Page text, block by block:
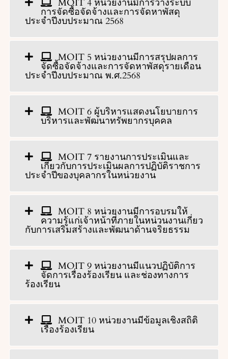
MOIT 4 หน่วยงานมีการวางระบบ
การจัดซื้อจัดจ้างและการจัดหาพัสดุ
ประจำปีงบประมาณ 2568
MOIT 5 หน่วยงานมีการสรุปผลการ
จัดซื้อจัดจ้างและการจัดหาพัสดุรายเดือน
ประจำปีงบประมาณ พ.ศ.2568
MOIT 6 ผู้บริหารแสดงนโยบายการ
บริหารและพัฒนาทรัพยากรบุคคล
MOIT 7 รายงานการประเมินและ
เกี่ยวกับการประเมินผลการปฏิบัติราชการ
ประจำปีของบุคลากรในหน่วยงาน
MOIT 8 หน่วยงานมีการอบรมให้
ความรู้แก่เจ้าหน้าที่ภายในหน่วนงานเกี่ยว
กับการเสริมสร้างและพัฒนาด้านจริยธรรม
MOIT 9 หน่วยงานมีแนวปฏิบัติการ
จัดการเรื่องร้องเรียน และช่องทางการ
ร้องเรียน
MOIT 10 หน่วยงานมีข้อมูลเชิงสถิติ
เรื่องร้องเรียน